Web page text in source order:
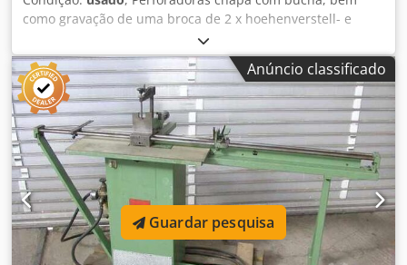
como gravação de uma broca de 2 x hoehenverstell- e
deslizamento horizontal. Composto por: Dcsdjc U U Udjpfx
Ailek Três-maxila Chuck AROWA, 250 mm Ø, horizontal a
escala 380°, bem como indexação e fixação. Base levou à
gravação de uma broca em 2 colunas e com eixo de versão
reguláveis em altura. fora na horizontal avião gravação de
120 mm ajustável com escala. Cuidados básicos para
arredondar o ajuste de altura da coluna na coluna com
aperto. Esta turnê atualmente com rack e alavanca para a
alimentação do bocado de broca curso 100 mm. Espaço
sobre tudo: 600 x 400 x 850 mm de altura Peso:
Anúncio classificado
Guardar pesquisa